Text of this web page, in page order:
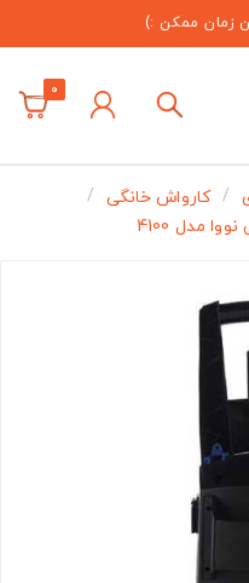
زمان ممکن :)
0
کارواش خانگی